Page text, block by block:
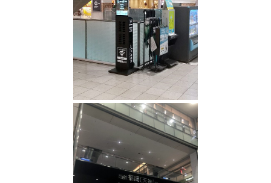
Enquête (Japanese)
Enquête (English)